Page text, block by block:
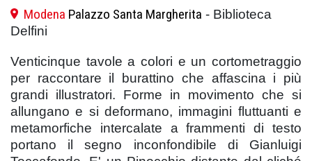
Modena Palazzo Santa Margherita - Biblioteca
Delfini
Venticinque tavole a colori e un cortometraggio
per raccontare il burattino che affascina i più
grandi illustratori. Forme in movimento che si
allungano e si deformano, immagini fluttuanti e
metamorfiche intercalate a frammenti di testo
portano il segno inconfondibile di Gianluigi